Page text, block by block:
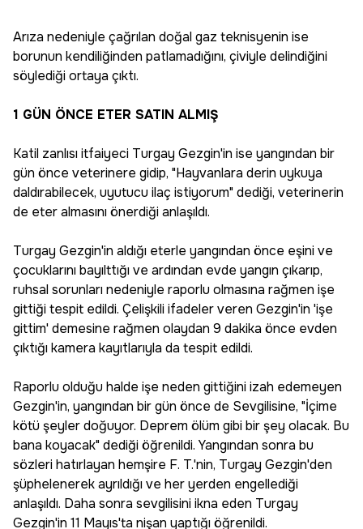
Arıza nedeniyle çağrılan doğal gaz teknisyenin ise
borunun kendiliğinden patlamadığını, çiviyle delindiğini
söylediği ortaya çıktı.
1 GÜN ÖNCE ETER SATIN ALMIŞ
Katil zanlısı itfaiyeci Turgay Gezgin'in ise yangından bir
gün önce veterinere gidip, "Hayvanlara derin uykuya
daldırabilecek, uyutucu ilaç istiyorum" dediği, veterinerin
de eter almasını önerdiği anlaşıldı.
Turgay Gezgin'in aldığı eterle yangından önce eşini ve
çocuklarını bayılttığı ve ardından evde yangın çıkarıp,
ruhsal sorunları nedeniyle raporlu olmasına rağmen işe
gittiği tespit edildi. Çelişkili ifadeler veren Gezgin'in 'işe
gittim' demesine rağmen olaydan 9 dakika önce evden
çıktığı kamera kayıtlarıyla da tespit edildi.
Raporlu olduğu halde işe neden gittiğini izah edemeyen
Gezgin'in, yangından bir gün önce de Sevgilisine, "İçime
kötü şeyler doğuyor. Deprem ölüm gibi bir şey olacak. Bu
bana koyacak" dediği öğrenildi. Yangından sonra bu
sözleri hatırlayan hemşire F. T.'nin, Turgay Gezgin'den
şüphelenerek ayrıldığı ve her yerden engellediği
anlaşıldı. Daha sonra sevgilisini ikna eden Turgay
Gezgin'in 11 Mayıs'ta nişan yaptığı öğrenildi.